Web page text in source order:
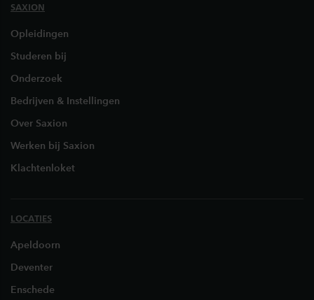
SAXION
Opleidingen
Studeren bij
Onderzoek
Bedrijven & Instellingen
Over Saxion
Werken bij Saxion
Klachtenloket
LOCATIES
Apeldoorn
Deventer
Enschede